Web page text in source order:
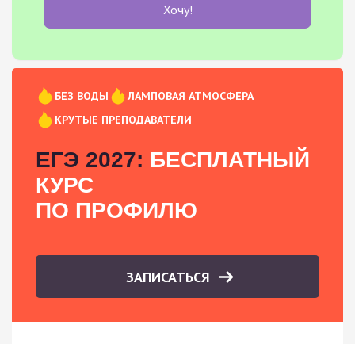
Хочу!
БЕЗ ВОДЫ
ЛАМПОВАЯ АТМОСФЕРА
КРУТЫЕ ПРЕПОДАВАТЕЛИ
ЕГЭ 2027: БЕСПЛАТНЫЙ
КУРС
ПО ПРОФИЛЮ
ЗАПИСАТЬСЯ